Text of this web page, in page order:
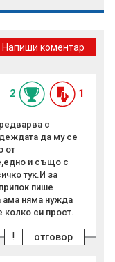
Напиши коментар
2 1
с
да му се
от
и също с
тук.И за
пише
ама няма нужда
колко си прocт.
отговор
!